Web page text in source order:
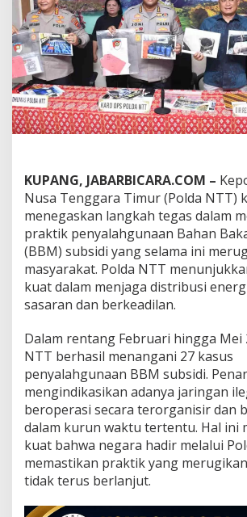
n
t
a
i
M
a
f
i
a
M
2
7
K
a
s
u
s
T
r
u
n
g
k
a
p
H
a
k
KUPANG, JABARBICARA.COM –
Nusa Tenggara Timur (Polda NTT)
menegaskan langkah tegas dalam
praktik penyalahgunaan Bahan
(BBM) subsidi yang selama ini
masyarakat. Polda NTT
kuat dalam menjaga distribusi
sasaran dan berkeadilan.
Dalam rentang Februari hingga Mei
NTT berhasil menangani 27 kasus
penyalahgunaan BBM subsidi.
mengindikasikan adanya jaringan
beroperasi secara terorganisir dan
dalam kurun waktu tertentu. Hal ini
kuat bahwa negara hadir melalui
memastikan praktik yang
tidak terus berlanjut.